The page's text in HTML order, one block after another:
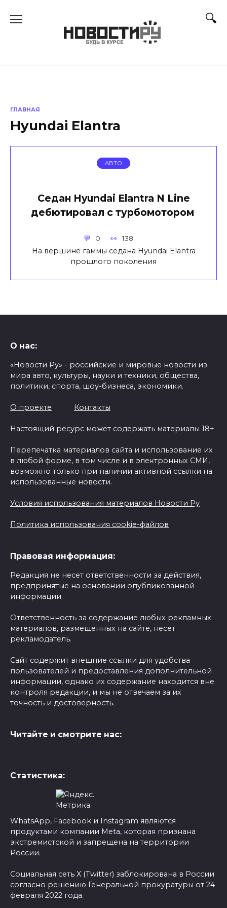
ГЛАВНАЯ
Hyundai Elantra
АВТО
Седан Hyundai Elantra N Line
дебютировал с турбомотором
0 138
На вершине гаммы седана Hyundai Elantra
прошлого поколения
О нас:
«Новости Ру» - российские и мировые новости из
мира авто, культуры, науки и техники, общества,
политики, спорта, шоу-бизнеса, экономики.
О проекте Контакты
Настоящий ресурс может содержать материалы 18+
Перепечатка материалов сайта и использование их
в любой форме, в том числе и в электронных СМИ,
возможно только при наличии активной ссылки на
использованные новости.
Условия использования материалов Новости Ру
Политика использования cookie-файлов
Правовая информация:
Редакция не несет ответственности за действия,
предпринятые на основании опубликованной
информации.
Ответственность за содержание любых рекламных
материалов, размещенных на сайте, несет
рекламодатель.
Сайт содержит внешние ссылки для удобства
пользователей и предоставления дополнительной
информации, однако их содержание находится вне
контроля редакции, и мы не отвечаем за их
точность и достоверность.
Читайте и смотрите нас:
Статистика:
WhatsApp, Facebook и Instagram являются
продуктами компании Meta, которая признана
экстремистской и запрещена на территории
России.
Социальная сеть X (Twitter) заблокирована в России
согласно решению Генеральной прокуратуры от 24
февраля 2022 года.